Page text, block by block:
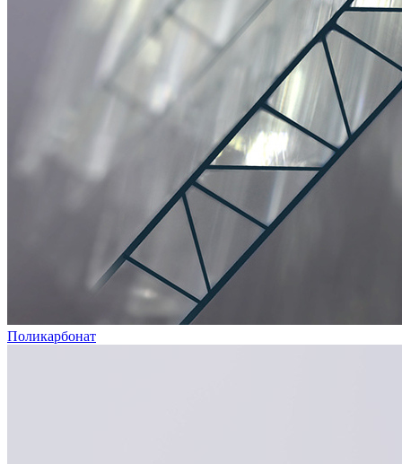
Поликарбонат